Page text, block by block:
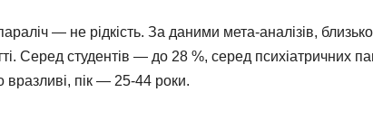
— не рідкість. За даними мета-аналізів,
Серед студентів — до 28 %, серед психіатричних
вразливі, пік — 25-44 роки.